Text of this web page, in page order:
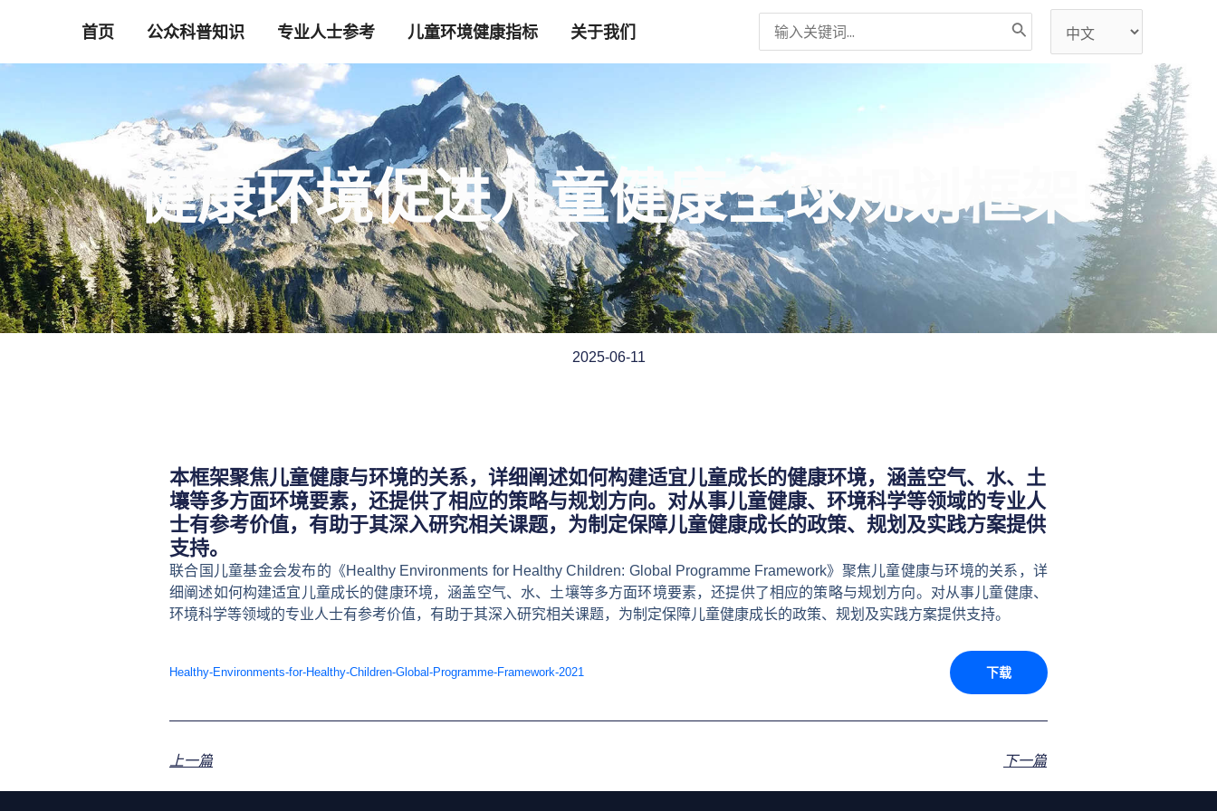
内
首页 公众科普知识 专业人士参考 儿童环境健康指标 关于我们
Search
for:
选
语
健康环境促进儿童健康全球规划框架
2025-06-11
本框架聚焦儿童健康与环境的关系，详细阐述如何构建适宜儿童成长的健康环境，涵盖空气、水、土
壤等多方面环境要素，还提供了相应的策略与规划方向。对从事儿童健康、环境科学等领域的专业人
士有参考价值，有助于其深入研究相关课题，为制定保障儿童健康成长的政策、规划及实践方案提供
支持。
联合国儿童基金会发布的《Healthy Environments for Healthy Children: Global Programme Framework》聚焦儿童健康与环境的关系，详
细阐述如何构建适宜儿童成长的健康环境，涵盖空气、水、土壤等多方面环境要素，还提供了相应的策略与规划方向。对从事儿童健康、
环境科学等领域的专业人士有参考价值，有助于其深入研究相关课题，为制定保障儿童健康成长的政策、规划及实践方案提供支持。
Healthy-Environments-for-Healthy-Children-Global-Programme-Framework-2021 下载
上一篇 下一篇